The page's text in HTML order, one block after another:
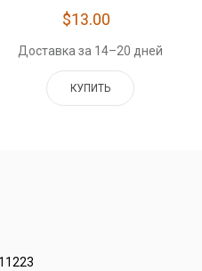
$13.00
Доставка за 14–20 дней
КУПИТЬ